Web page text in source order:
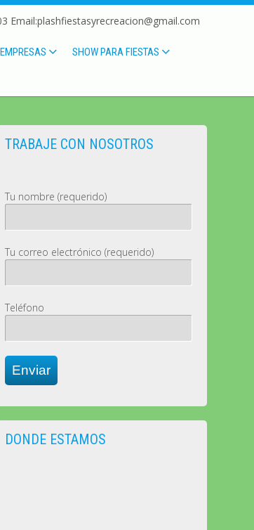
Email:plashfiestasyrecreacion@gmail.com
SHOW PARA FIESTAS
TRABAJE CON NOSOTROS
Tu nombre (requerido)
Tu correo electrónico (requerido)
Teléfono
Enviar
DONDE ESTAMOS